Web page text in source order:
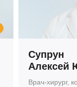
Супрун
Алексей
Врач-хирург,